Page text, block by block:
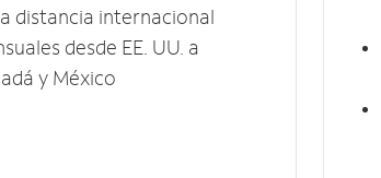
distancia internacional
desde EE. UU. a
y México